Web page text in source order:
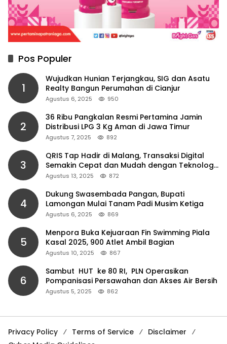
Pos Populer
1
Wujudkan Hunian Terjangkau, SIG dan Asatu
Realty Bangun Perumahan di Cianjur
Agustus 6, 2025 950
2
36 Ribu Pangkalan Resmi Pertamina Jamin
Distribusi LPG 3 Kg Aman di Jawa Timur
Agustus 7, 2025 892
3
QRIS Tap Hadir di Malang, Transaksi Digital
Semakin Cepat dan Mudah dengan Teknologi
NFC
Agustus 13, 2025 872
4
Dukung Swasembada Pangan, Bupati
Lamongan Mulai Tanam Padi Musim Ketiga
Agustus 6, 2025 869
5
Menpora Buka Kejuaraan Fin Swimming Piala
Kasal 2025, 900 Atlet Ambil Bagian
Agustus 10, 2025 867
6
Sambut HUT ke 80 RI, PLN Operasikan
Pompanisasi Persawahan dan Akses Air Bersih
Agustus 5, 2025 862
Privacy Policy Terms of Service
Disclaimer